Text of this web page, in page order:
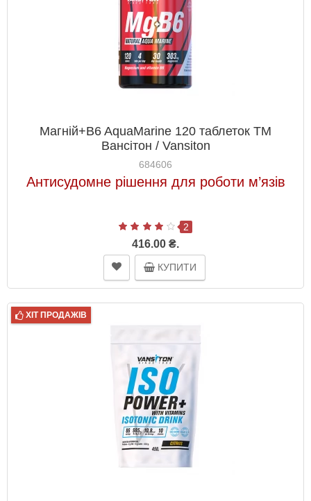
Магній+B6 AquaMarine 120 таблеток ТМ
Вансітон / Vansiton
684606
Антисудомне рішення для роботи м’язів
2
416.00 ₴.
КУПИТИ
ХІТ ПРОДАЖІВ